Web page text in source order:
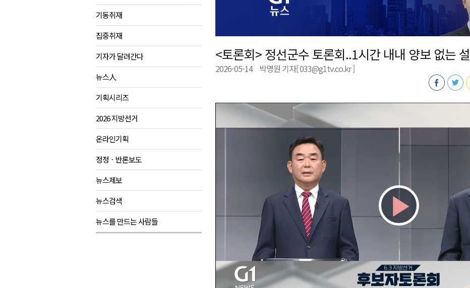
강원도, 최휘영 문체부장관과 정책간담회
이광재 국회 예결위원장, 강릉시 초청 특별 강연
육동한 시장, 국제스케이트장 춘천 유치 건의
영월군, 국·도비 확보 보고회 개최
삼척 공공산후조리원 이전 시급
강원자치도교육청 교감급 이상 387명 인사
기동취재
집중취재
기자가 달려간다
뉴스人
기획시리즈
2026 지방선거
온라인기획
정정ㆍ반론보도
뉴스제보
뉴스검색
뉴스를 만드는 사람들
<토론회> 정선군수 토론회..1시간 내내 양보 없는
2026-05-14 박명원 기자[ 033@g1tv.co.kr ]
Play